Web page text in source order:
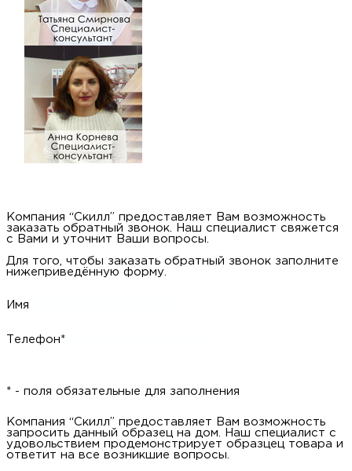
Компания “Скилл” предоставляет Вам возможность
заказать обратный звонок. Наш специалист свяжется
с Вами и уточнит Ваши вопросы.
Для того, чтобы заказать обратный звонок заполните
нижеприведённую форму.
Имя
Телефон*
* - поля обязательные для заполнения
Компания “Скилл” предоставляет Вам возможность
запросить данный образец на дом. Наш специалист с
удовольствием продемонстрирует образцец товара и
ответит на все возникшие вопросы.